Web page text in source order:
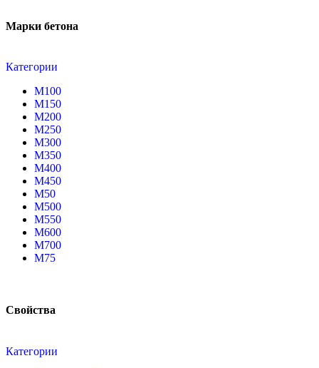
Марки бетона
Категории
М100
М150
М200
М250
М300
М350
М400
М450
М50
М500
М550
М600
М700
М75
Свойства
Категории